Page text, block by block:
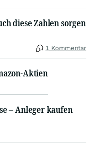
diese Zahlen sorgen
1 Kommentar
Aktien
– Anleger kaufen